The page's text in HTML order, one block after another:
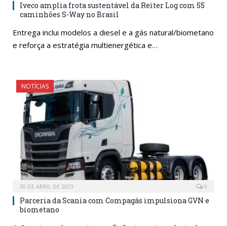
Iveco amplia frota sustentável da Reiter Log com 55
caminhões S-Way no Brasil
Entrega inclui modelos a diesel e a gás natural/biometano
e reforça a estratégia multienergética e…
NOTÍCIAS
20 DE ABRIL DE 2023 0
Parceria da Scania com Compagás impulsiona GVN e
biometano